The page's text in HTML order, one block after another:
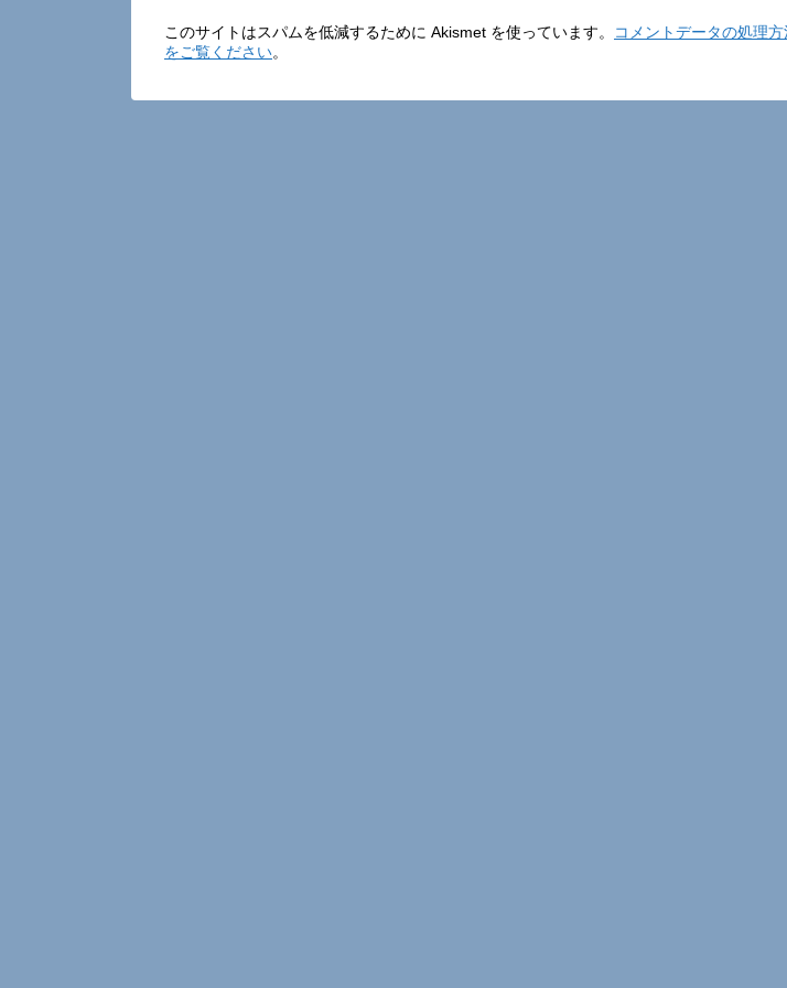
このサイトはスパムを低減するために Akismet を使っています。
コメントデータの処理
をご覧ください。